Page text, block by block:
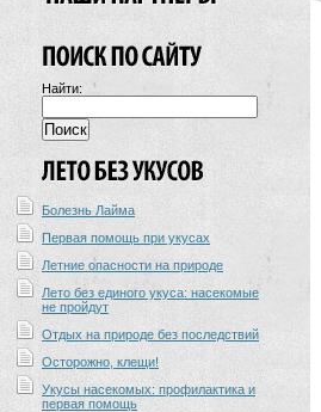
Найти:
Болезнь Лайма
Первая помощь при укусах
Летние опасности на природе
Лето без единого укуса: насекомые
не пройдут
Отдых на природе без последствий
Осторожно, клещи!
Укусы насекомых: профилактика и
первая помощь